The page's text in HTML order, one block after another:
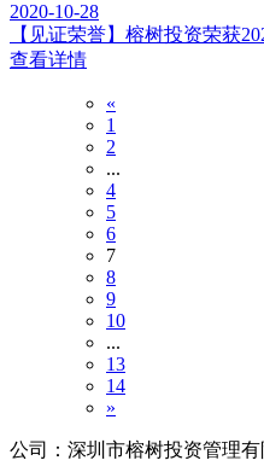
2020-10-28
【见证荣誉】榕树投资荣获
查看详情
«
1
2
...
4
5
6
7
8
9
10
...
13
14
»
公司：深圳市榕树投资管理有